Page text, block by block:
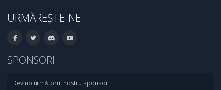
URMĂREȘTE-NE
SPONSORI
Devino următorul nostru sponsor.